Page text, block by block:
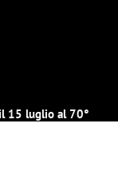
15 luglio al 70°